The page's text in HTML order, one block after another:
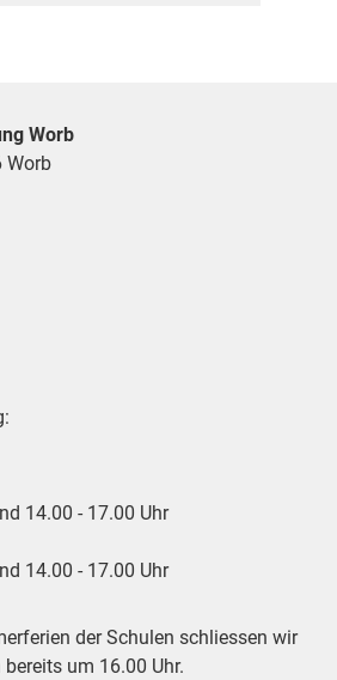
Worb
Worb
14.00 - 17.00 Uhr
14.00 - 17.00 Uhr
der Schulen schliessen wir
um 16.00 Uhr.